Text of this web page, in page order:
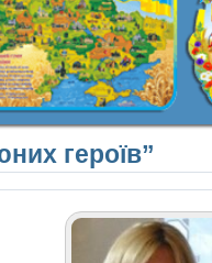
героїв”